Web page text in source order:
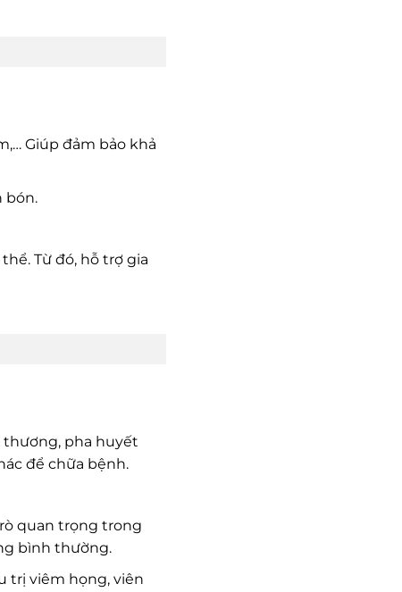
Giúp đảm bảo khả
bón.
Từ đó, hỗ trợ gia
thương, pha huyết
để chữa bệnh.
quan trọng trong
bình thường.
trị viêm họng, viên